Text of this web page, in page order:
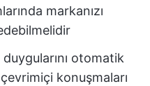
markanızı
otomatik
konuşmaları